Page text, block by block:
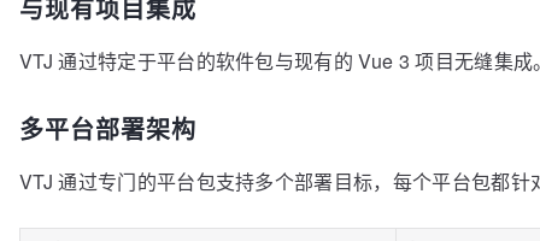
与现有项目集成
VTJ 通过特定于平台的软件包与现有的 Vue 3 项目无缝集
多平台部署架构
VTJ 通过专门的平台包支持多个部署目标，每个平台包都